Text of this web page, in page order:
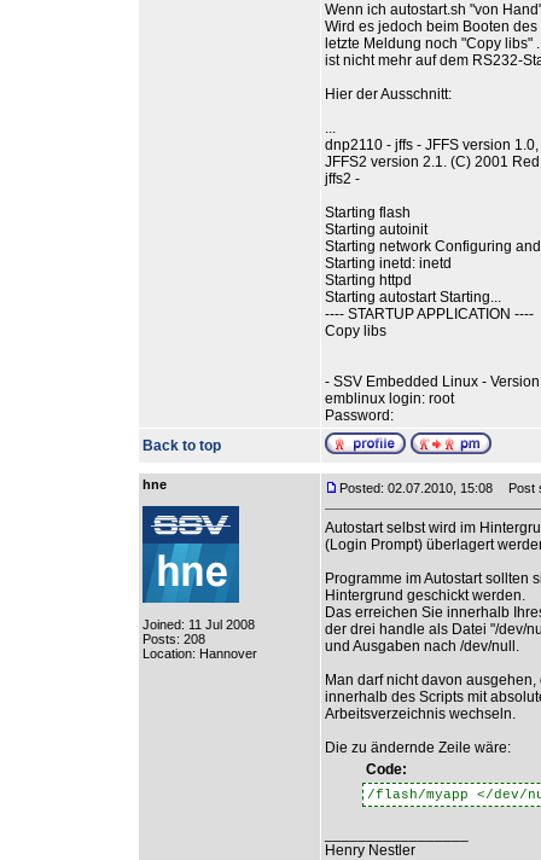
Wenn ich autostart.sh "von
Wird es jedoch beim Booten
letzte Meldung noch "Copy libs"
ist nicht mehr auf dem RS232-
Hier der Ausschnitt:
...
dnp2110 - jffs - JFFS version
JFFS2 version 2.1. (C) 2001
jffs2 -
Starting flash
Starting autoinit
Starting network Configuring
Starting inetd: inetd
Starting httpd
Starting autostart Starting...
---- STARTUP APPLICATION ----
Copy libs
- SSV Embedded Linux -
emblinux login: root
Password:
Back to top
hne
Joined: 11 Jul 2008
Posts: 208
Location: Hannover
Posted: 02.07.2010, 15:08 Post
Autostart selbst wird im
(Login Prompt) überlagert
Programme im Autostart sollten
Hintergrund geschickt werden.
Das erreichen Sie innerhalb
der drei handle als Datei "/dev/
und Ausgaben nach /dev/null.
Man darf nicht davon
innerhalb des Scripts mit
Arbeitsverzeichnis wechseln.
Die zu ändernde Zeile wäre:
Code:
/flash/myapp </
Henry Nestler